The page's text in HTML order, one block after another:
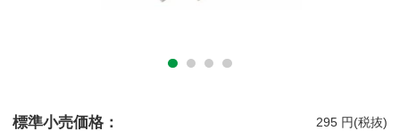
標準小売価格： 295 円(税抜)